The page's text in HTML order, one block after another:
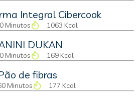
Integral Cibercook
Minutos 1063 Kcal
DUKAN
0 Minutos 169 Kcal
de fibras
Minutos 177 Kcal